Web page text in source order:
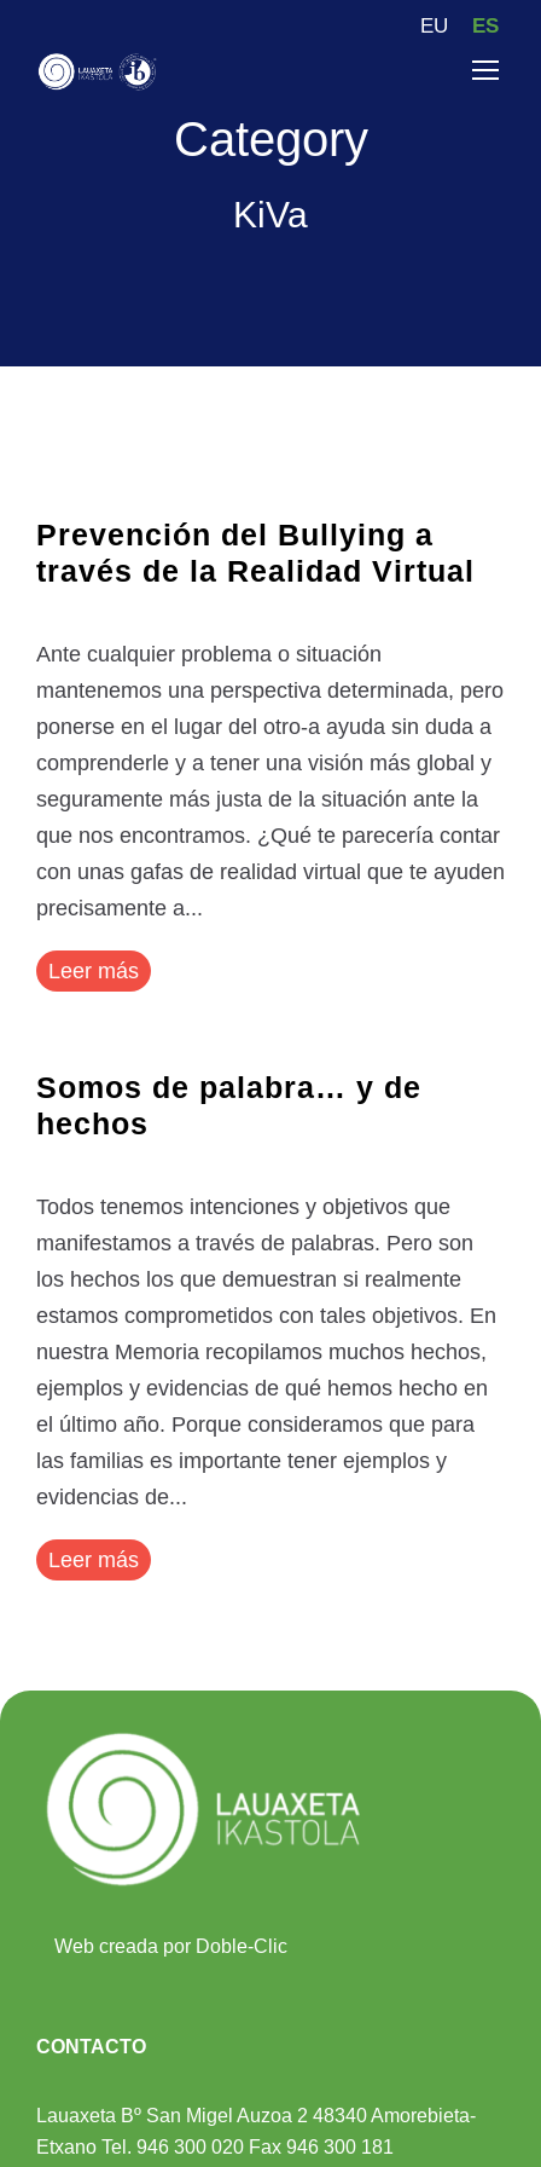
EU ES
Category
KiVa
Prevención del Bullying a
través de la Realidad Virtual
Ante cualquier problema o situación
mantenemos una perspectiva determinada, pero
ponerse en el lugar del otro-a ayuda sin duda a
comprenderle y a tener una visión más global y
seguramente más justa de la situación ante la
que nos encontramos. ¿Qué te parecería contar
con unas gafas de realidad virtual que te ayuden
precisamente a...
Leer más
Somos de palabra… y de
hechos
Todos tenemos intenciones y objetivos que
manifestamos a través de palabras. Pero son
los hechos los que demuestran si realmente
estamos comprometidos con tales objetivos. En
nuestra Memoria recopilamos muchos hechos,
ejemplos y evidencias de qué hemos hecho en
el último año. Porque consideramos que para
las familias es importante tener ejemplos y
evidencias de...
Leer más
Web creada por Doble-Clic
CONTACTO
Lauaxeta Bº San Migel Auzoa 2 48340 Amorebieta-
Etxano Tel. 946 300 020 Fax 946 300 181